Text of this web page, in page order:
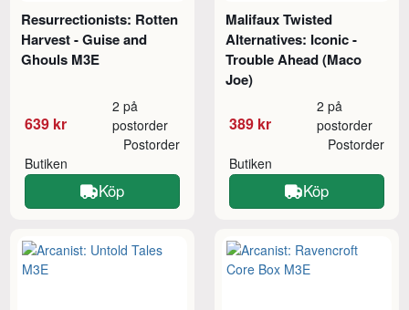
Resurrectionists: Rotten
Harvest - Guise and
Ghouls M3E
639 kr
2 på
postorder
Butiken
Postorder
Köp
Malifaux Twisted
Alternatives: Iconic -
Trouble Ahead (Maco
Joe)
389 kr
2 på
postorder
Butiken
Postorder
Köp